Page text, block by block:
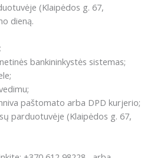
(Klaipėdos g. 67,
dieną.
bankininkystės sistemas;
paštomato arba DPD kurjerio;
parduotuvėje (Klaipėdos g. 67,